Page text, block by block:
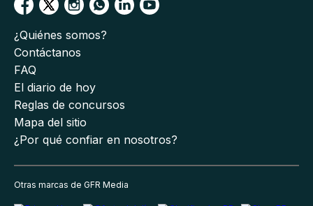
¿Quiénes somos?
Contáctanos
FAQ
El diario de hoy
Reglas de concursos
Mapa del sitio
¿Por qué confiar en nosotros?
Otras marcas de GFR Media